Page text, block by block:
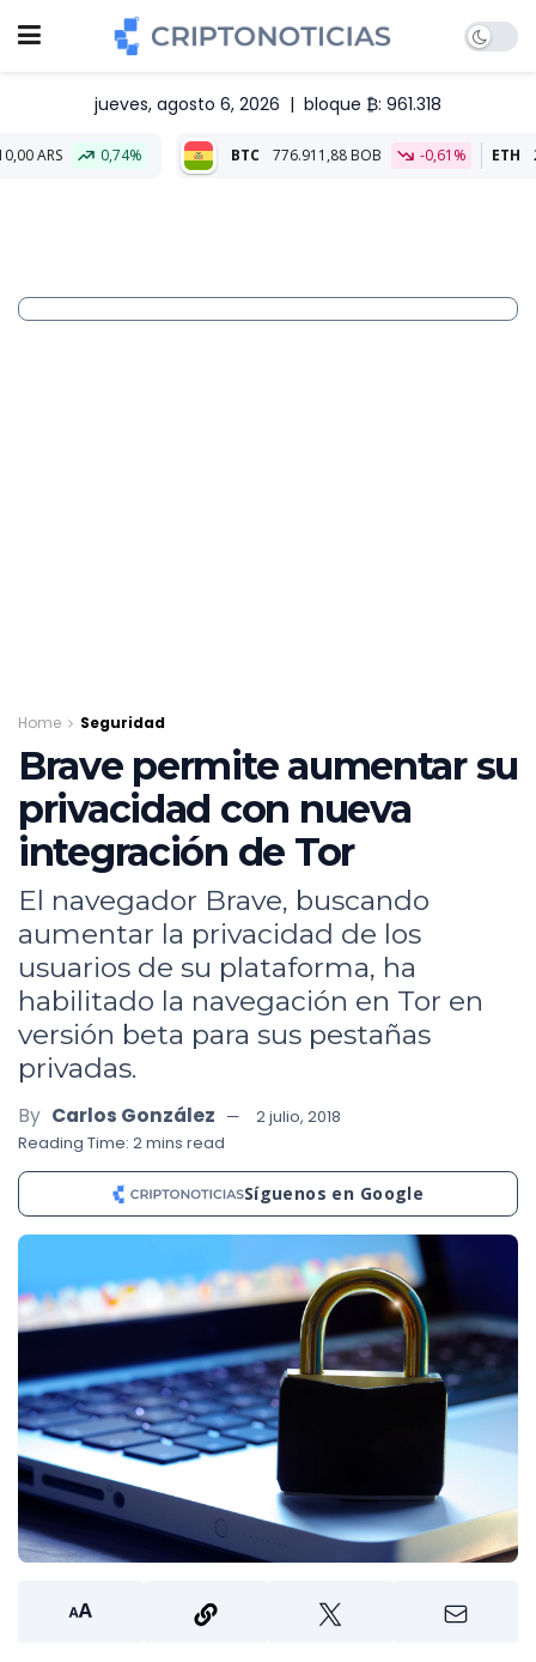
jueves, agosto 6, 2026 | bloque ₿: 961.318
0,74% 776.911,88 BOB -0,61% ETH 22.850,43
Home Seguridad
Brave permite aumentar su
privacidad con nueva
integración de Tor
El navegador Brave, buscando
aumentar la privacidad de los
usuarios de su plataforma, ha
habilitado la navegación en Tor en
versión beta para sus pestañas
privadas.
By Carlos González
2 julio, 2018
Reading Time: 2 mins read
Síguenos en Google